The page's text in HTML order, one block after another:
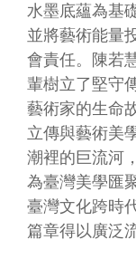
放
宣
告
隱
私
權
及
資
全
宣
水墨底蘊為基
並將藝術能量
會責任。陳若
輩樹立了堅守
藝術家的生命
立傳與藝術美
潮裡的巨流河
為臺灣美學匯
臺灣文化跨時
篇章得以廣泛